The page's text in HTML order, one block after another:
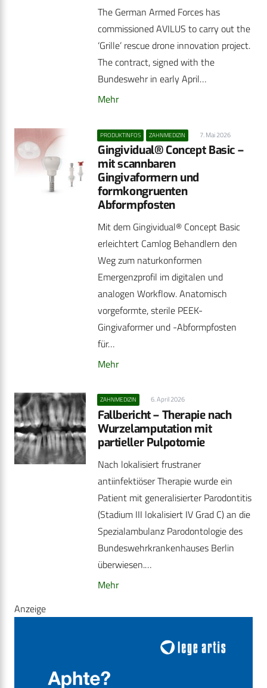
The German Armed Forces has
commissioned AVILUS to carry out the
‘Grille’ rescue drone innovation project.
The contract, signed with the
Bundeswehr in early April…
Mehr
PRODUKTINFOS ZAHNMEDIZIN 7. Mai 2026
Gingividual® Concept Basic –
mit scannbaren
Gingivaformern und
formkongruenten
Abformpfosten
Mit dem Gingividual® Concept Basic
erleichtert Camlog Behandlern den
Weg zum naturkonformen
Emergenzprofil im digitalen und
analogen Workflow. Anatomisch
vorgeformte, sterile PEEK-
Gingivaformer und -Abformpfosten
für…
Mehr
ZAHNMEDIZIN 6. April 2026
Fallbericht – Therapie nach
Wurzelamputation mit
partieller Pulpotomie
Nach lokalisiert frustraner
antiinfektiöser Therapie wurde ein
Patient mit generalisierter Parodontitis
(Stadium III lokalisiert IV Grad C) an die
Spezialambulanz Parodontologie des
Bundeswehrkrankenhauses Berlin
überwiesen.…
Mehr
Anzeige